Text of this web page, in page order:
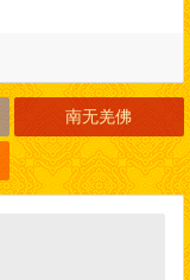
南无羌佛